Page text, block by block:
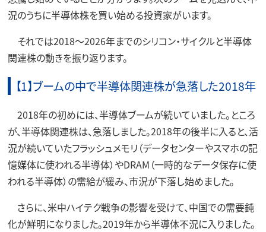
況のうちに半導体株を買い始める投資家がいます。
それでは2018～2026年までのシリコン・サイクルと半導体
関連株の動きを振り返ります。
【1】ブームの中で半導体関連株が急落した2018年
2018年の初めには、半導体ブームが続いていました。ところ
が、半導体関連株は、急落しました。2018年の後半に入ると、活
況が続いていたフラッシュメモリ（データセンターやスマホの記
憶媒体に使われる半導体）やDRAM（一時的なデータ保存に使
われる半導体）の需給が緩み、市況が下落し始めました。
さらに、米中ハイテク戦争の影響を受けて、中国での需要鈍
化が鮮明になりました。2019年から半導体不況に入りました。